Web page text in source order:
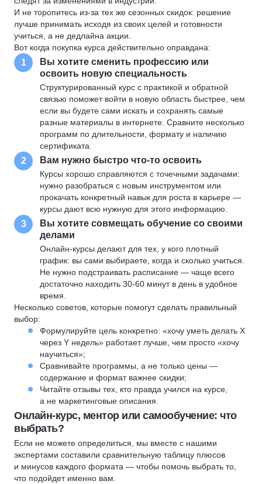
И не торопитесь из-за тех же сезонных скидок: решение
лучше принимать исходя из своих целей и готовности
учиться, а не дедлайна акции.
Вот когда покупка курса действительно оправдана:
1
Вы хотите сменить профессию или
освоить новую специальность
Структурированный курс с практикой и обратной
связью поможет войти в новую область быстрее, чем
если вы будете сами искать и сохранять самые
разные материалы в интернете. Сравните несколько
программ по длительности, формату и наличию
сертификата.
2 Вам нужно быстро что-то освоить
Курсы хорошо справляются с точечными задачами:
нужно разобраться с новым инструментом или
прокачать конкретный навык для роста в карьере —
курсы дают всю нужную для этого информацию.
3
Вы хотите совмещать обучение со своими
делами
Онлайн-курсы делают для тех, у кого плотный
график: вы сами выбираете, когда и сколько учиться.
Не нужно подстраивать расписание — чаще всего
достаточно находить 30-60 минут в день в удобное
время.
Несколько советов, которые помогут сделать правильный
выбор:
Формулируйте цель конкретно: «хочу уметь делать X
через Y недель» работает лучше, чем просто «хочу
научиться»;
Сравнивайте программы, а не только цены —
содержание и формат важнее скидки;
Читайте отзывы тех, кто правда учился на курсе,
а не маркетинговые описания.
Онлайн-курс, ментор или самообучение: что
выбрать?
Если не можете определиться, мы вместе с нашими
экспертами составили сравнительную таблицу плюсов
и минусов каждого формата — чтобы помочь выбрать то,
что подойдет именно вам.